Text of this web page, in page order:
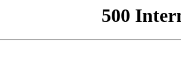
500